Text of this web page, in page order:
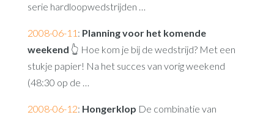
serie hardloopwedstrijden …
2008-06-11 : Planning voor het komende
weekend 👆 Hoe kom je bij de wedstrijd? Met een
stukje papier! Na het succes van vorig weekend
(48:30 op de …
2008-06-12: Hongerklop De combinatie van